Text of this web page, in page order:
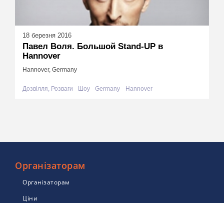
18 березня 2016
Павел Воля. Большой Stand-UP в
Hannover
Hannover, Germany
Дозвілля, Розваги Шоу Germany Hannover
Організаторам
Організаторам
Ціни